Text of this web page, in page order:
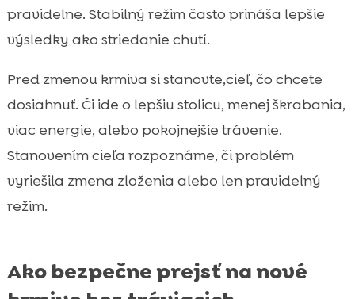
pravidelne. Stabilný režim často prináša lepšie
výsledky ako striedanie chutí.
Pred zmenou krmiva si stanovte,cieľ, čo chcete
dosiahnuť. Či ide o lepšiu stolicu, menej škrabania,
viac energie, alebo pokojnejšie trávenie.
Stanovením cieľa rozpoznáme, či problém
vyriešila zmena zloženia alebo len pravidelný
režim.
Ako bezpečne prejsť na nové